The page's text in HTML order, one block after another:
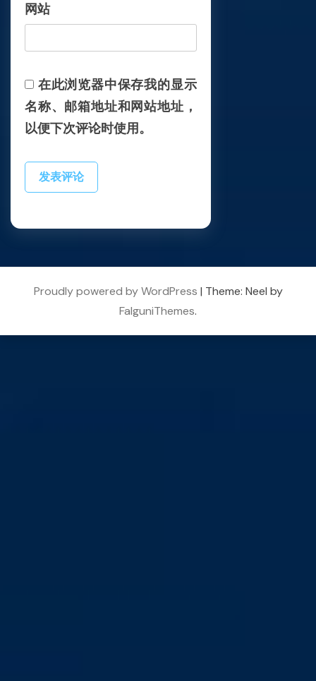
网站
在此浏览器中保存我的显示
名称、邮箱地址和网站地址，
以便下次评论时使用。
Proudly powered by WordPress | Theme: Neel by
FalguniThemes.